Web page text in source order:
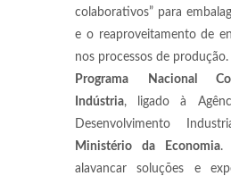
colaborativos” para
e o reaproveitamento de
nos processos de
Programa Nacional
Indústria, ligado à
Desenvolvimento
Ministério da Economia.
alavancar soluções e